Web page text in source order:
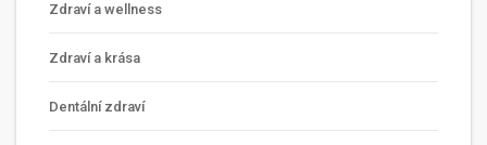
Zdraví a wellness
Zdraví a krása
Dentální zdraví